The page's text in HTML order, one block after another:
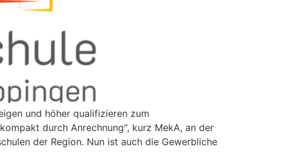
und höher qualifizieren zum
durch Anrechnung“, kurz MekA, an der
der Region. Nun ist auch die Gewerbliche